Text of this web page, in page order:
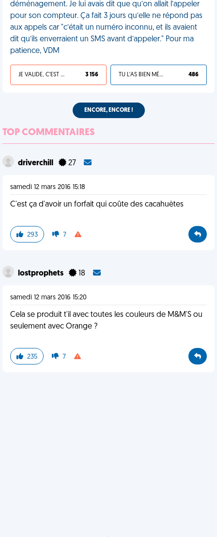
déménagement. Je lui avais dit que qu’on allait l’appeler
pour son compteur. Ça fait 3 jours qu’elle ne répond pas
aux appels car "c’était un numéro inconnu, et ils avaient
dit qu’ils enverraient un SMS avant d’appeler." Pour ma
patience, VDM
JE VALIDE, C'EST UNE VDM 3 156 TU L'AS BIEN MÉRITÉ 486
ENCORE, ENCORE !
TOP COMMENTAIRES
driverchill 27
samedi 12 mars 2016 15:18
C'est ça d'avoir un forfait qui coûte des cacahuètes
293 7
lostprophets 18
samedi 12 mars 2016 15:20
Cela se produit t'il avec toutes les couleurs de M&M'S ou
seulement avec Orange ?
235 7